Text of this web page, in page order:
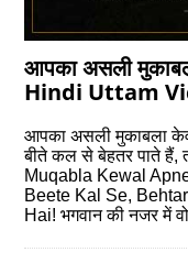
आपका असली
Hindi Uttam
आपका असली मुकाबला
बीते कल से बेहतर पाते हैं,
Muqabla Kewal
Beete Kal Se,
Hai! भगवान की नजर में